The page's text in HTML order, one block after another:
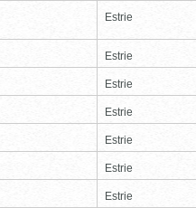
Estrie
Estrie
Estrie
Estrie
Estrie
Estrie
Estrie